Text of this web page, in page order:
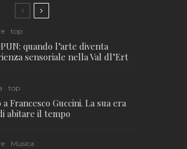
top
quando l’arte diventa
sensoriale nella Val dl’Ert
top
a Francesco Guccini. La sua era
abitare il tempo
Musica